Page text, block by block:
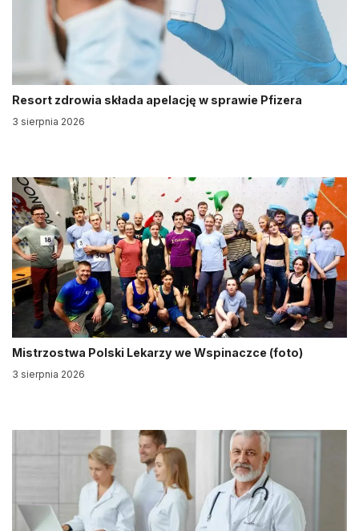
Resort zdrowia składa apelację w sprawie Pfizera
3 sierpnia 2026
Mistrzostwa Polski Lekarzy we Wspinaczce (foto)
3 sierpnia 2026